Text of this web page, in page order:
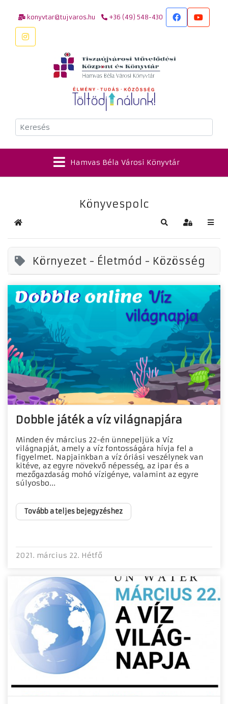
konyvtar@tujvaros.hu +36 (49) 548-430
Keresés
Hamvas Béla Városi Könyvtár
Könyvespolc
Kezdőlap Keresés
Környezet - Életmód - Közösség
Dobble játék a víz világnapjára
Minden év március 22-én ünnepeljük a Víz
világnapját, amely a víz fontosságára hívja fel a
figyelmet. Napjainkban a víz óriási veszélynek van
kitéve, az egyre növekvő népesség, az ipar és a
mezőgazdaság mohó vízigénye, valamint az egyre
súlyosbo...
Tovább a teljes bejegyzéshez
2021. március 22. Hétfő